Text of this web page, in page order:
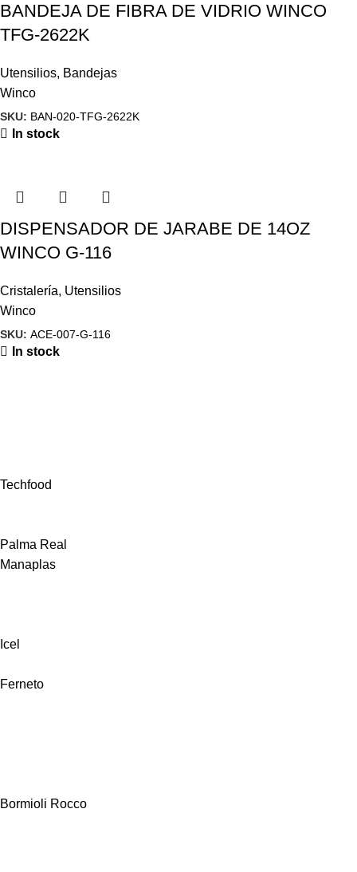
BANDEJA DE FIBRA DE VIDRIO WINCO
TFG-2622K
Utensilios, Bandejas
Winco
SKU: BAN-020-TFG-2622K
In stock
DISPENSADOR DE JARABE DE 14OZ
WINCO G-116
Cristalería, Utensilios
Winco
SKU: ACE-007-G-116
In stock
Techfood
Palma Real
Manaplas
Icel
Ferneto
Bormioli Rocco